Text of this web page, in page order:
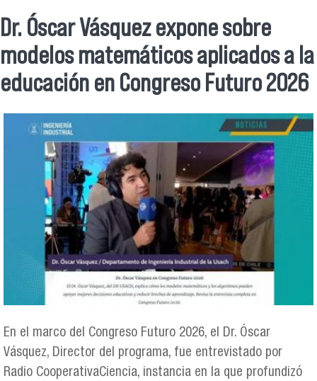
Se encuentra usted aquí
Dr. Óscar Vásquez expone sobre
modelos matemáticos aplicados a la
educación en Congreso Futuro 2026
En el marco del Congreso Futuro 2026, el Dr. Óscar
Vásquez, Director del programa, fue entrevistado por
Radio CooperativaCiencia, instancia en la que profundizó